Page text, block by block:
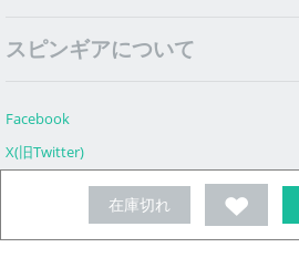
在庫切れ
スピンギアについて
Facebook
X(旧Twitter)